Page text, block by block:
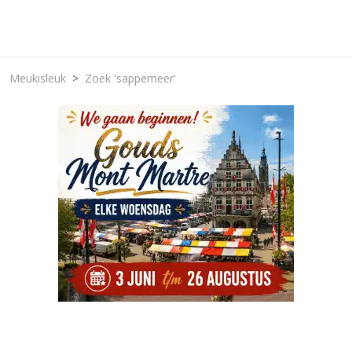
Meukisleuk Zoek 'sappemeer'